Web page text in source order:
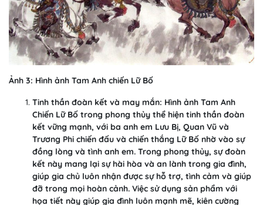
Ảnh 3: Hình ảnh Tam Anh chiến Lữ Bố
Tinh thần đoàn kết và may mắn: Hình ảnh Tam Anh
Chiến Lữ Bố trong phong thủy thể hiện tinh thần đoàn
kết vững mạnh, với ba anh em Lưu Bị, Quan Vũ và
Trương Phi chiến đấu và chiến thắng Lữ Bố nhờ vào sự
đồng lòng và tình anh em. Trong phong thủy, sự đoàn
kết này mang lại sự hài hòa và an lành trong gia đình,
giúp gia chủ luôn nhận được sự hỗ trợ, tình cảm và giúp
đỡ trong mọi hoàn cảnh. Việc sử dụng sản phẩm với
họa tiết này giúp gia đình luôn mạnh mẽ, kiên cường